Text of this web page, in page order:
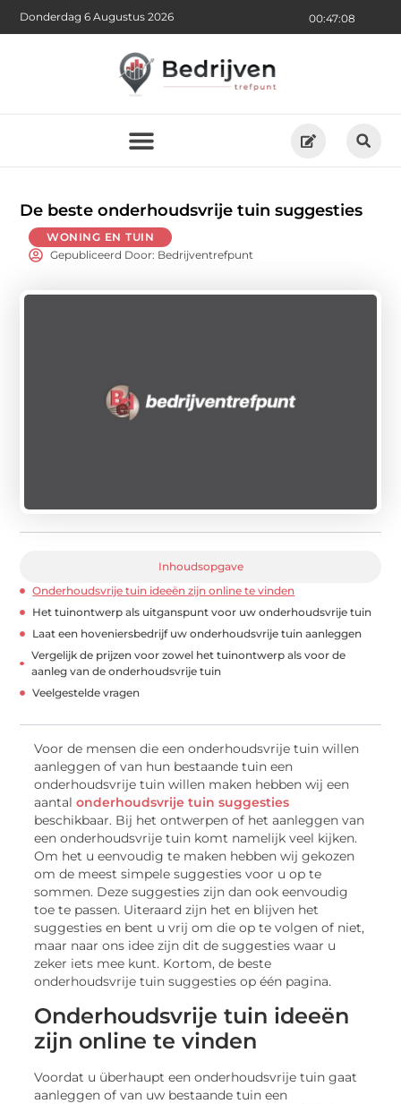
00:47:10
Donderdag 6 Augustus 2026
De beste onderhoudsvrije tuin suggesties
WONING EN TUIN
Gepubliceerd Door: Bedrijventrefpunt
Inhoudsopgave
Onderhoudsvrije tuin ideeën zijn online te vinden
Het tuinontwerp als uitganspunt voor uw onderhoudsvrije tuin
Laat een hoveniersbedrijf uw onderhoudsvrije tuin aanleggen
Vergelijk de prijzen voor zowel het tuinontwerp als voor de
aanleg van de onderhoudsvrije tuin
Veelgestelde vragen
Voor de mensen die een onderhoudsvrije tuin willen
aanleggen of van hun bestaande tuin een
onderhoudsvrije tuin willen maken hebben wij een
aantalonderhoudsvrije tuin suggesties
beschikbaar. Bij het ontwerpen of het aanleggen van
een onderhoudsvrije tuin komt namelijk veel kijken.
Om het u eenvoudig te maken hebben wij gekozen
om de meest simpele suggesties voor u op te
sommen. Deze suggesties zijn dan ook eenvoudig
toe te passen. Uiteraard zijn het en blijven het
suggesties en bent u vrij om die op te volgen of niet,
maar naar ons idee zijn dit de suggesties waar u
zeker iets mee kunt. Kortom, de beste
onderhoudsvrije tuin suggesties op één pagina.
Onderhoudsvrije tuin ideeën
zijn online te vinden
Voordat u überhaupt een onderhoudsvrije tuin gaat
aanleggen of van uw bestaande tuin een